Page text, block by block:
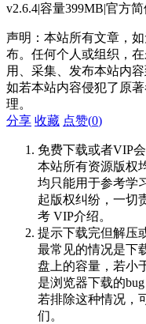
v2.6.4|容量399MB|官方
声明：本站所有文章，
布。任何个人或组织，
用、采集、发布本站内
如若本站内容侵犯了原
理。
分享 收藏 点赞(0)
免费下载或者VIP
本站所有资源版权
均只能用于参考学
起版权纠纷，一切
考 VIP介绍。
提示下载完但解压
最常见的情况是下
盘上的容量，若小
是浏览器下载的
若排除这种情况，
们。